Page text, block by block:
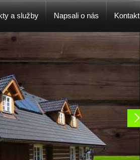
a služby Napsali o nás Kontakt